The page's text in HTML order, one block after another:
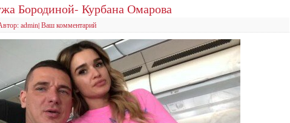
Бородиной- Курбана Омарова
admin|Ваш комментарий